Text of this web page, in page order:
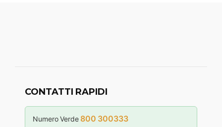
CONTATTI RAPIDI
Numero Verde 800 300333